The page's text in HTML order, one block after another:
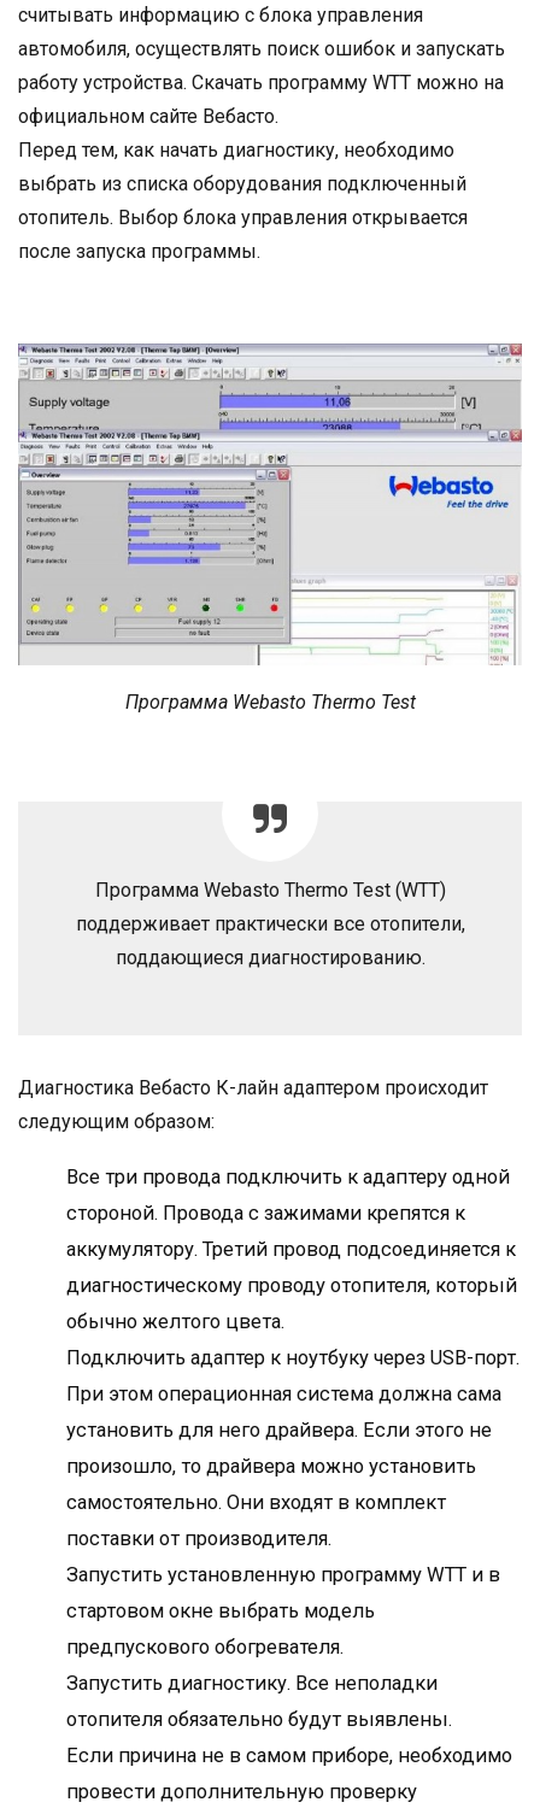
считывать информацию с блока управления
автомобиля, осуществлять поиск ошибок и запускать
работу устройства. Скачать программу WTT можно на
официальном сайте Вебасто.
Перед тем, как начать диагностику, необходимо
выбрать из списка оборудования подключенный
отопитель. Выбор блока управления открывается
после запуска программы.
Программа Webasto Thermo Test
Программа Webasto Thermo Test (WTT)
поддерживает практически все отопители,
поддающиеся диагностированию.
Диагностика Вебасто К-лайн адаптером происходит
следующим образом:
Все три провода подключить к адаптеру одной
стороной. Провода с зажимами крепятся к
аккумулятору. Третий провод подсоединяется к
диагностическому проводу отопителя, который
обычно желтого цвета.
Подключить адаптер к ноутбуку через USB-порт.
При этом операционная система должна сама
установить для него драйвера. Если этого не
произошло, то драйвера можно установить
самостоятельно. Они входят в комплект
поставки от производителя.
Запустить установленную программу WTT и в
стартовом окне выбрать модель
предпускового обогревателя.
Запустить диагностику. Все неполадки
отопителя обязательно будут выявлены.
Если причина не в самом приборе, необходимо
провести дополнительную проверку